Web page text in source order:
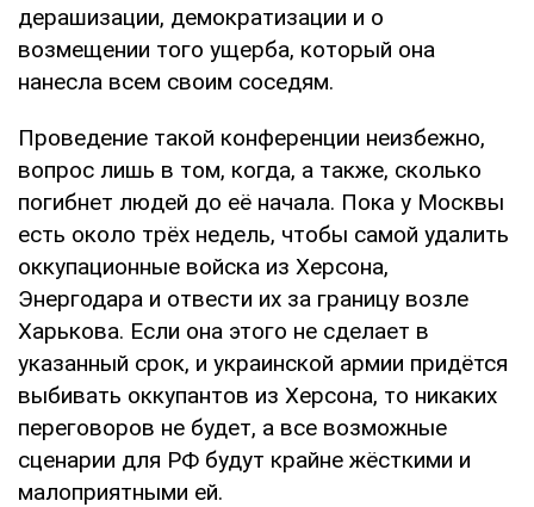
дерашизации, демократизации и о
возмещении того ущерба, который она
нанесла всем своим соседям.
Проведение такой конференции неизбежно,
вопрос лишь в том, когда, а также, сколько
погибнет людей до её начала. Пока у Москвы
есть около трёх недель, чтобы самой удалить
оккупационные войска из Херсона,
Энергодара и отвести их за границу возле
Харькова. Если она этого не сделает в
указанный срок, и украинской армии придётся
выбивать оккупантов из Херсона, то никаких
переговоров не будет, а все возможные
сценарии для РФ будут крайне жёсткими и
малоприятными ей.